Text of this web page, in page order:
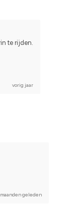
te rijden.
vorig jaar
geleden